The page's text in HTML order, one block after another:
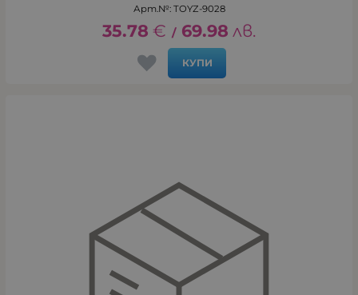
Арт.№: TOYZ-9028
35.78 € / 69.98 лв.
КУПИ